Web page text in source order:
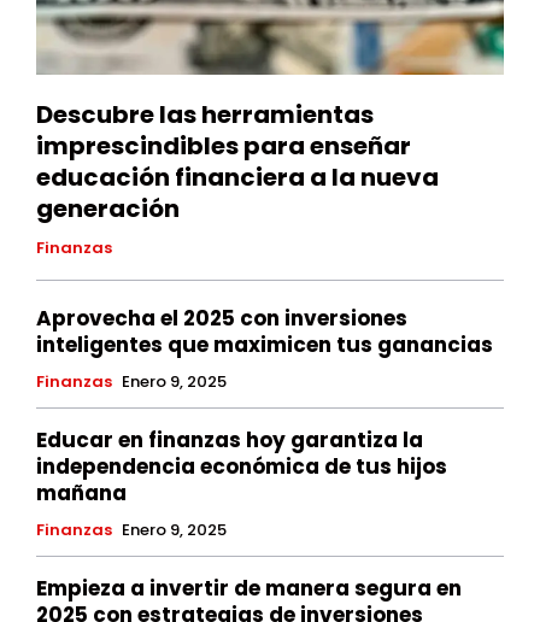
Descubre las herramientas
imprescindibles para enseñar
educación financiera a la nueva
generación
Finanzas
Aprovecha el 2025 con inversiones
inteligentes que maximicen tus ganancias
Finanzas Enero 9, 2025
Educar en finanzas hoy garantiza la
independencia económica de tus hijos
mañana
Finanzas Enero 9, 2025
Empieza a invertir de manera segura en
2025 con estrategias de inversiones